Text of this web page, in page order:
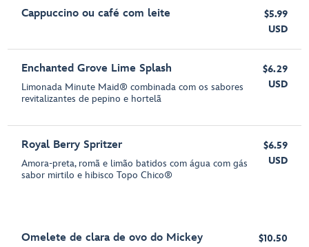
Cappuccino ou café com leite
$5.99
USD
Enchanted Grove Lime Splash
Limonada Minute Maid® combinada com os sabores
revitalizantes de pepino e hortelã
$6.29
USD
Royal Berry Spritzer
Amora-preta, romã e limão batidos com água com gás
sabor mirtilo e hibisco Topo Chico®
$6.59
USD
Omelete de clara de ovo do Mickey
$10.50